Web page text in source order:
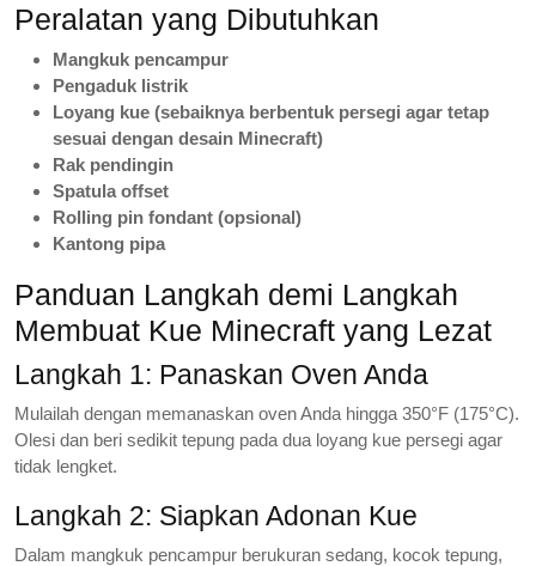
Peralatan yang Dibutuhkan
Mangkuk pencampur
Pengaduk listrik
Loyang kue (sebaiknya berbentuk persegi agar tetap
sesuai dengan desain Minecraft)
Rak pendingin
Spatula offset
Rolling pin fondant (opsional)
Kantong pipa
Panduan Langkah demi Langkah
Membuat Kue Minecraft yang Lezat
Langkah 1: Panaskan Oven Anda
Mulailah dengan memanaskan oven Anda hingga 350°F (175°C).
Olesi dan beri sedikit tepung pada dua loyang kue persegi agar
tidak lengket.
Langkah 2: Siapkan Adonan Kue
Dalam mangkuk pencampur berukuran sedang, kocok tepung,